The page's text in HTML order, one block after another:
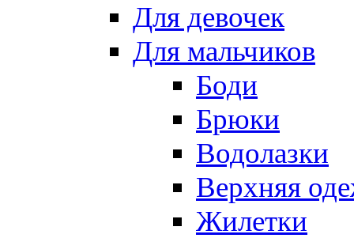
Для девочек
Для мальчиков
Боди
Брюки
Водолазки
Верхняя
Жилетки